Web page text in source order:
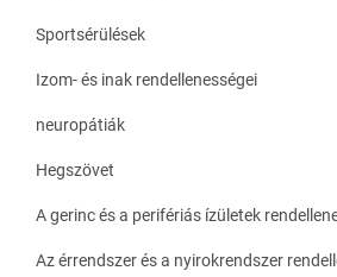
Sportsérülések
Izom- és inak rendellenességei
neuropátiák
Hegszövet
A gerinc és a perifériás ízületek
Az érrendszer és a nyirokrendszer